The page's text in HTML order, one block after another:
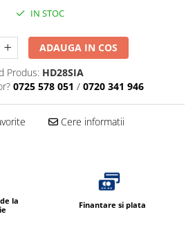
IN STOC
ADAUGA IN COS
Produs: HD28SIA
0725 578 051 / 0720 341 946
Cere informatii
la
Finantare si plata